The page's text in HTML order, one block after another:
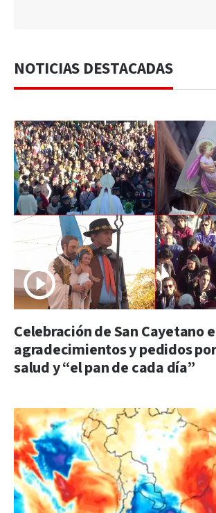
NOTICIAS DESTACADAS
Celebración de San Cayetano
agradecimientos y pedidos
salud y “el pan de cada día”